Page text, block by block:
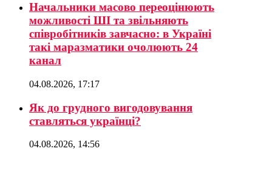
Начальники масово переоцінюють
можливості ШІ та звільняють
співробітників завчасно: в Україні
такі маразматики очолюють 24
канал
04.08.2026, 17:17
Як до грудного вигодовування
ставляться українці?
04.08.2026, 14:56